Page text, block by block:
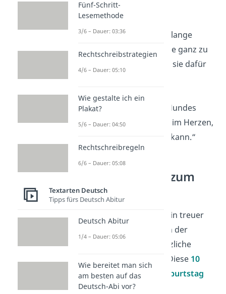
Treue.“
„Hunde leben nicht lange
genug, um ihre Liebe ganz zu
zeigen — sie zeigen sie dafür
„Der Verlust eines Hundes
hinterlässt ein Loch im Herzen,
das niemand füllen kann.“
Hundesprüche zum
Geburtstag
Ein Hund ist nicht nur ein treuer
Begleiter, sondern auch der
perfekte Anlass für herzliche
Geburtstagswünsche. Diese 10
Hundesprüche zum Geburtstag
eignen sich ideal, um
Fünf-Schritt-
Lesemethode
3/6 – Dauer: 03:36
Rechtschreibstrategien
4/6 – Dauer: 05:10
Wie gestalte ich ein
Plakat?
5/6 – Dauer: 04:50
Rechtschreibregeln
6/6 – Dauer: 05:08
Textarten Deutsch
Tipps fürs Deutsch Abitur
Deutsch Abitur
1/4 – Dauer: 05:06
Wie bereitet man sich
am besten auf das
Deutsch-Abi vor?